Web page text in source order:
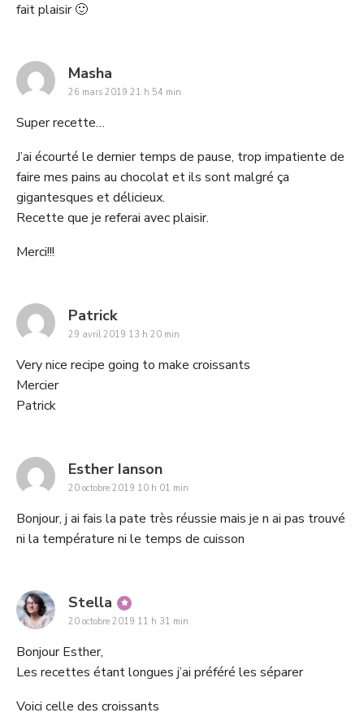
fait plaisir 🙂
Masha
26 mars 2019 21 h 54 min
Super recette…
J’ai écourté le dernier temps de pause, trop impatiente de
faire mes pains au chocolat et ils sont malgré ça
gigantesques et délicieux.
Recette que je referai avec plaisir.
Merci!!!
Patricksays:
29 avril 2019 13 h 20 min
Very nice recipe going to make croissants
Mercier
Patrick
Esther Iansonsays:
20 octobre 2019 10 h 01 min
Bonjour, j ai fais la pate très réussie mais je n ai pas trouvé
ni la température ni le temps de cuisson
Stella says:
20 octobre 2019 11 h 31 min
Bonjour Esther,
Les recettes étant longues j’ai préféré les séparer
Voici celle des croissants